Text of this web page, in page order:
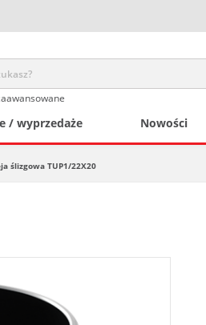
/ wyprzedaże Nowości
ślizgowa TUP1/22X20